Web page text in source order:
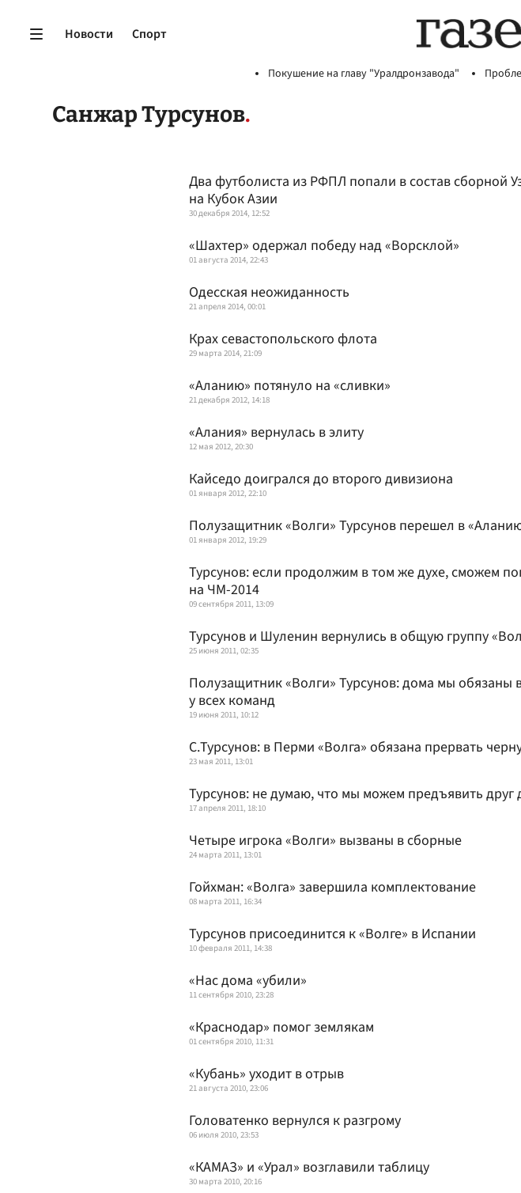
Новости Спорт
Покушение на главу "Уралдронзавода"
Санжар Турсунов
Два футболиста из РФПЛ попали в состав сборной
на Кубок Азии
30 декабря 2014, 12:52
«Шахтер» одержал победу над «Ворсклой»
01 августа 2014, 22:43
Одесская неожиданность
21 апреля 2014, 00:01
Крах севастопольского флота
29 марта 2014, 21:09
«Аланию» потянуло на «сливки»
21 декабря 2012, 14:18
«Алания» вернулась в элиту
12 мая 2012, 20:30
Кайседо доигрался до второго дивизиона
01 января 2012, 22:10
Полузащитник «Волги» Турсунов перешел в
01 января 2012, 19:29
Турсунов: если продолжим в том же духе, сможем
на ЧМ-2014
09 сентября 2011, 13:09
Турсунов и Шуленин вернулись в общую группу
25 июня 2011, 02:35
Полузащитник «Волги» Турсунов: дома мы обязаны
у всех команд
19 июня 2011, 10:12
С.Турсунов: в Перми «Волга» обязана прервать
23 мая 2011, 13:01
Турсунов: не думаю, что мы можем предъявить друг
17 апреля 2011, 18:10
Четыре игрока «Волги» вызваны в сборные
24 марта 2011, 13:01
Гойхман: «Волга» завершила комплектование
08 марта 2011, 16:34
Турсунов присоединится к «Волге» в Испании
10 февраля 2011, 14:38
«Нас дома «убили»
11 сентября 2010, 23:28
«Краснодар» помог землякам
01 сентября 2010, 11:31
«Кубань» уходит в отрыв
21 августа 2010, 23:06
Головатенко вернулся к разгрому
06 июля 2010, 23:53
«КАМАЗ» и «Урал» возглавили таблицу
30 марта 2010, 20:16